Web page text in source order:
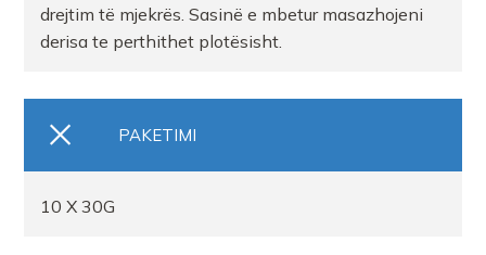
drejtim të mjekrës. Sasinë e mbetur masazhojeni
derisa te perthithet plotësisht.
PAKETIMI
10 X 30G